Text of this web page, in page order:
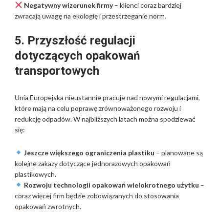
Negatywny wizerunek firmy– klienci coraz bardziej
zwracają uwagę na ekologię i przestrzeganie norm.
5. Przyszłość regulacji
dotyczących opakowań
transportowych
Unia Europejska nieustannie pracuje nad nowymi regulacjami,
które mają na celu poprawę zrównoważonego rozwoju i
redukcję odpadów. W najbliższych latach można spodziewać
się:
Jeszcze większego ograniczenia plastiku – planowane są
kolejne zakazy dotyczące jednorazowych opakowań
plastikowych.
Rozwoju technologii opakowań wielokrotnego użytku –
coraz więcej firm będzie zobowiązanych do stosowania
opakowań zwrotnych.